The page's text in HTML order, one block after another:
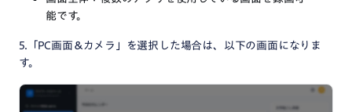
能です。
5.「PC画面＆カメラ」を選択した場合は、以下の画面になりま
す。